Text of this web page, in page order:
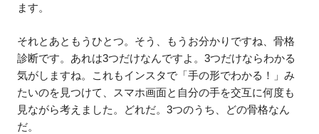
ます。
それとあともうひとつ。そう、もうお分かりですね、骨格
診断です。あれは3つだけなんですよ。3つだけならわかる
気がしますね。これもインスタで「手の形でわかる！」み
たいのを見つけて、スマホ画面と自分の手を交互に何度も
見ながら考えました。どれだ。3つのうち、どの骨格なん
だ。